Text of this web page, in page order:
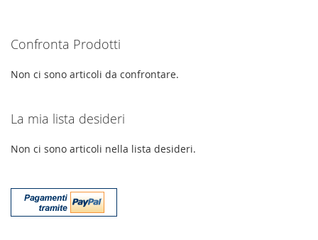
DESIDERI
Confronta Prodotti
Non ci sono articoli da confrontare.
La mia lista desideri
Non ci sono articoli nella lista desideri.